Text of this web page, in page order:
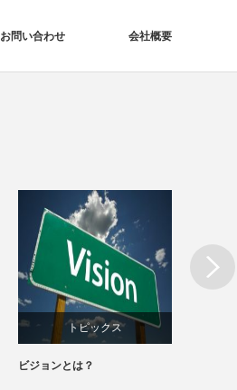
お問い合わせ 会社概要
トピックス
ブレないビジョンがほしい
ビジョンとは？
Next